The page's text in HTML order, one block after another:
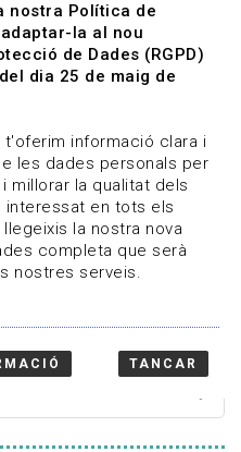
al dia
notícies del sector de la
nostra Política de
la al nou
de Dades (RGPD)
dia 25 de maig de
informació clara i
les dades personals per
millorar la qualitat dels
en tots els
la nostra nova
completa que serà
nostres serveis.
TANCAR